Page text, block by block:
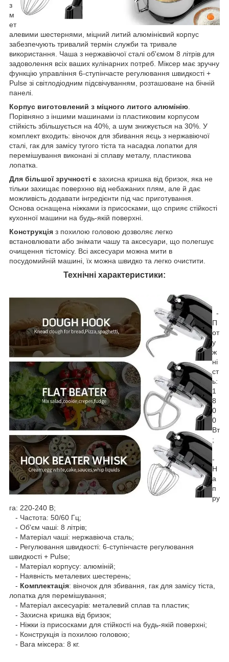
з
м
ет
алевими шестернями, міцний литий алюмінієвий корпус
забезпечують тривалий термін служби та тривале
використання. Чаша з нержавіючої сталі об'ємом 8 літрів для
задоволення всіх ваших кулінарних потреб. Міксер має зручну
функцію управління 6-ступінчасте регулювання швидкості +
Pulse зі світлодіодним підсвічуванням, розташоване на бічній
панелі.
Корпус виготовлений з міцного литого алюмінію
Порівняно з іншими машинами із пластиковим корпусом
стійкість збільшується на 40%, а шум знижується на 30%. У
комплект входить: віночок для збивання яєць з нержавіючої
сталі, гак для замісу тугого тіста та насадка лопатки для
перемішування виконані зі сплаву металу, пластикова
лопатка.
Для більшої зручності є захисна кришка від бризок, яка не
тільки захищає поверхню від небажаних плям, але й дає
можливість додавати інгредієнти під час приготування.
Основа оснащена ніжками із присосками, що сприяє стійкості
кухонної машини на будь-якій поверхні.
Конструкція з похилою головою дозволяє легко
встановлювати або знімати чашу та аксесуари, що полегшує
очищення тістомісу. Всі аксесуари можна мити в
посудомийній машині, їх можна швидко та легко очистити.
Технічні характеристики:
-
П
от
у
ж
ні
ст
ь:
1
8
0
0
Вт
;
-
Н
а
п
ру
га: 220-240 В;
- Частота: 50/60 Гц;
- Об'єм чаші: 8 літрів;
- Матеріал чаші: нержавіюча сталь;
- Регулювання швидкості: 6-ступінчасте регулювання
швидкості + Pulse;
- Матеріал корпусу: алюміній;
- Наявність металевих шестерень;
- Комплектація: віночок для збивання, гак для замісу тіста,
лопатка для перемішування;
- Матеріал аксесуарів: металевий сплав та пластик;
- Захисна кришка від бризок;
- Ніжки із присосками для стійкості на будь-якій поверхні;
- Конструкція із похилою головою;
- Вага міксера: 8 кг.